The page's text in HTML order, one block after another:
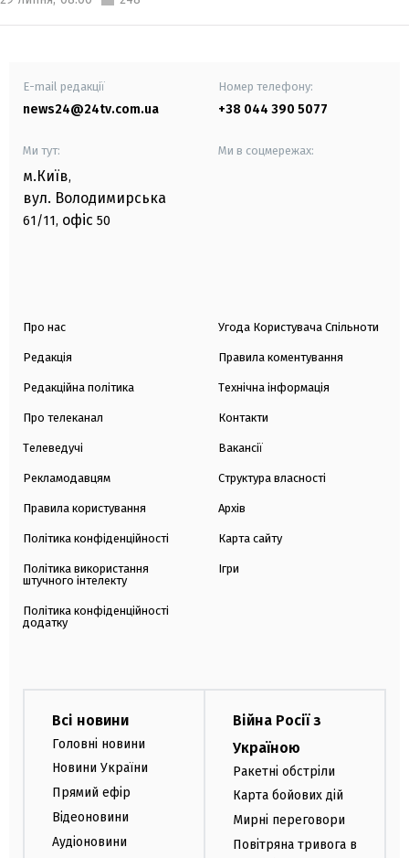
E-mail редакції
news24@24tv.com.ua
Номер телефону:
+38 044 390 5077
Ми тут:
м.Київ,
вул. Володимирська
61/11, офіс 50
Ми в соцмережах:
Про нас
Редакція
Редакційна політика
Про телеканал
Телеведучі
Рекламодавцям
Правила користування
Політика конфіденційності
Політика використання
штучного інтелекту
Політика конфіденційності
додатку
Угода Користувача Спільноти
Правила коментування
Технічна інформація
Контакти
Вакансії
Структура власності
Архів
Карта сайту
Ігри
Всі новини
Головні новини
Новини України
Прямий ефір
Відеоновини
Аудіоновини
Війна Росії з
Україною
Ракетні обстріли
Карта бойових дій
Мирні переговори
Повітряна тривога в